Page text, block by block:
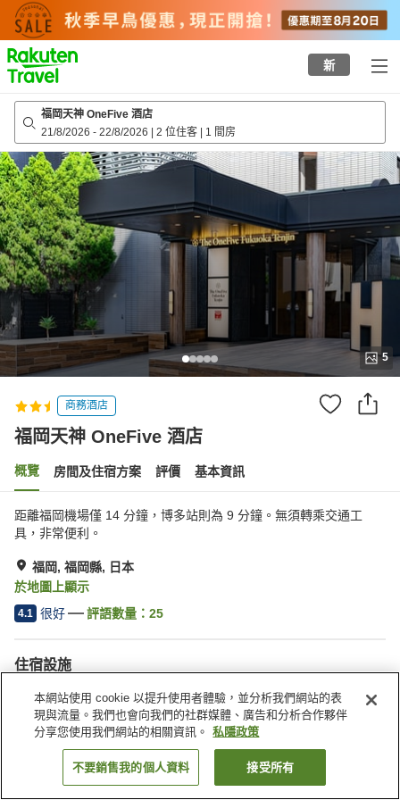
to
top
page
新
福岡天神 OneFive 酒店
21/8/2026 - 22/8/2026 | 2 位住客 | 1 間房
5
商務酒店
福岡天神 OneFive 酒店
概覽 房間及住宿方案 評價 基本資訊
距離福岡機場僅 14 分鐘，博多站則為 9 分鐘。無須轉乘交通工
具，非常便利。
福岡, 福岡縣, 日本
於地圖上顯示
4.1 很好 評語數量： 25
住宿設施
自動販賣機
主頁 日本 福岡縣 福岡 福岡天神 OneFive 酒店
找客房
本網站使用 cookie 以提升使用者體驗，並分析我們網站的表
現與流量。我們也會向我們的社群媒體、廣告和分析合作夥伴
分享您使用我們網站的相關資訊。
私隱政策
不要銷售我的個人資料 接受所有